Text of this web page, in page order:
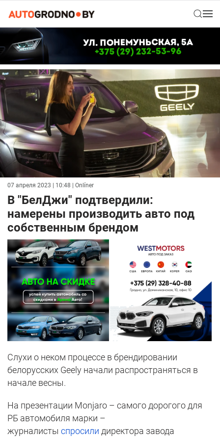
07 апреля 2023 | 10:48 | Onlíner
В "БелДжи" подтвердили:
намерены производить авто под
собственным брендом
Слухи о неком процессе в брендировании
белорусских Geely начали распространяться в
начале весны.
На презентации Monjaro – самого дорогого для
РБ автомобиля марки –
журналисты спросили директора завода